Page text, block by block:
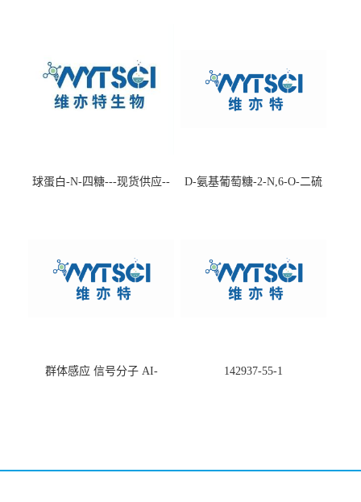
球蛋白-N-四糖---现货供应--
D-氨基葡萄糖-2-N,6-O-二硫
群体感应 信号分子 AI-
142937-55-1